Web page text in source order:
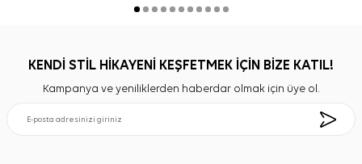
KENDİ STİL HİKAYENİ KEŞFETMEK İÇİN BİZE KATIL!
Kampanya ve yeniliklerden haberdar olmak için üye ol.